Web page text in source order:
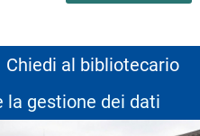
Chiedi al bibliotecario
la gestione dei dati